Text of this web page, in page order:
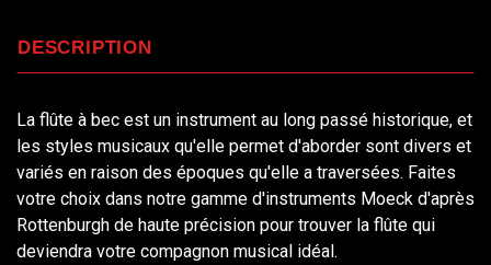
DESCRIPTION
La flûte à bec est un instrument au long passé historique, et
les styles musicaux qu'elle permet d'aborder sont divers et
variés en raison des époques qu'elle a traversées. Faites
votre choix dans notre gamme d'instruments Moeck d'après
Rottenburgh de haute précision pour trouver la flûte qui
deviendra votre compagnon musical idéal.